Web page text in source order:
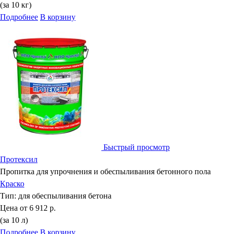
(за 10 кг)
Подробнее В корзину
Быстрый просмотр
Протексил
Пропитка для упрочнения и обеспыливания бетонного пола
Краско
Тип: для обеспыливания бетона
Цена от 6 912 р.
(за 10 л)